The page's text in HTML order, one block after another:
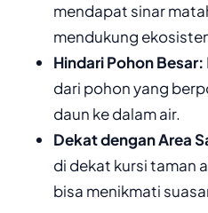
mendapat sinar
mendukung
Hindari Pohon Besar:
dari pohon yang
daun ke dalam air.
Dekat dengan Area
di dekat kursi taman
bisa menikmati